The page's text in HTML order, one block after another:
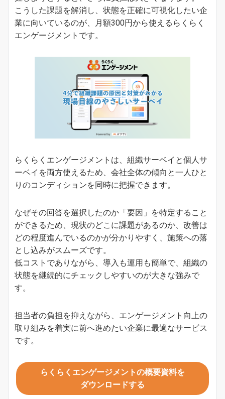
こうした課題を解消し、状態を正確に可視化したい企
業に向いているのが、月額300円から使えるらくらく
エンゲージメントです。
らくらくエンゲージメントは、組織サーベイと個人サ
ーベイを両方使えるため、会社全体の傾向と一人ひと
りのコンディションを同時に把握できます。
なぜその回答を選択したのか「要因」を特定すること
ができるため、現状のどこに課題があるのか、改善は
どの程度進んでいるのかが分かりやすく、施策への落
とし込みがスムーズです。
低コストでありながら、導入も運用も簡単で、組織の
状態を継続的にチェックしやすいのが大きな強みで
す。
担当者の負担を抑えながら、エンゲージメント向上の
取り組みを着実に前へ進めたい企業に最適なサービス
です。
らくらくエンゲージメントの概要資料を
ダウンロードする